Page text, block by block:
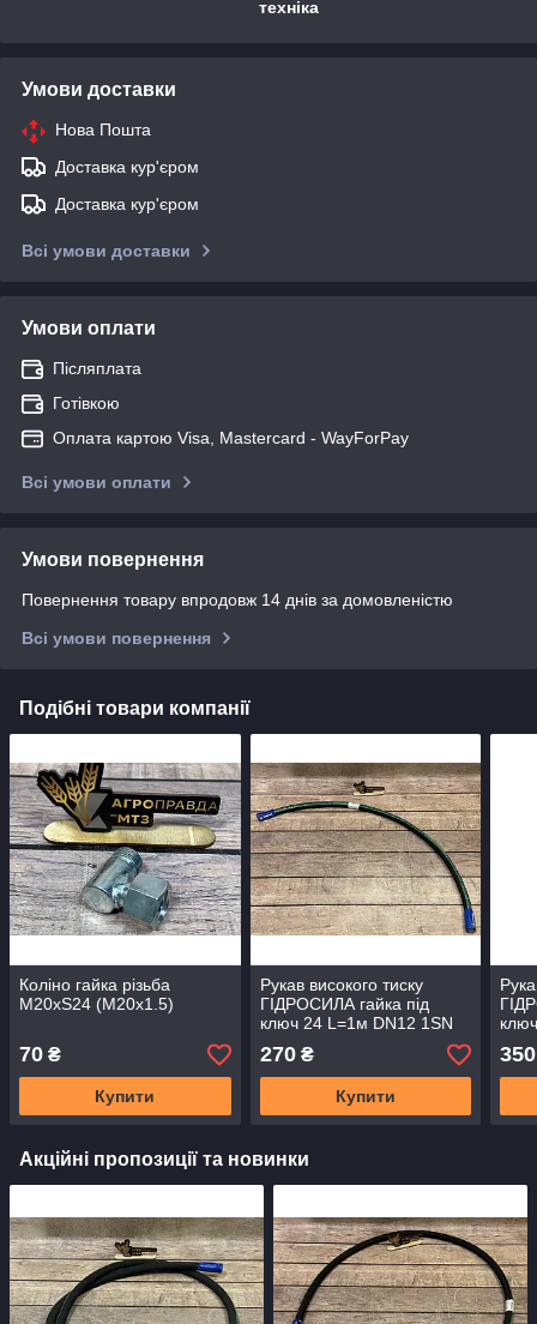
техніка
Умови доставки
Нова Пошта
Доставка кур'єром
Доставка кур'єром
Всі умови доставки
Умови оплати
Післяплата
Готівкою
Оплата картою Visa, Mastercard - WayForPay
Всі умови оплати
Умови повернення
Повернення товару впродовж 14 днів за домовленістю
Всі умови повернення
Подібні товари компанії
Коліно гайка різьба
M20xS24 (М20х1.5)
70 ₴
Купити
Рукав високого тиску
ГІДРОСИЛА гайка під
ключ 24 L=1м DN12 1SN
(М20×1,5)
270₴
Купити
350
Акційні пропозиції та новинки